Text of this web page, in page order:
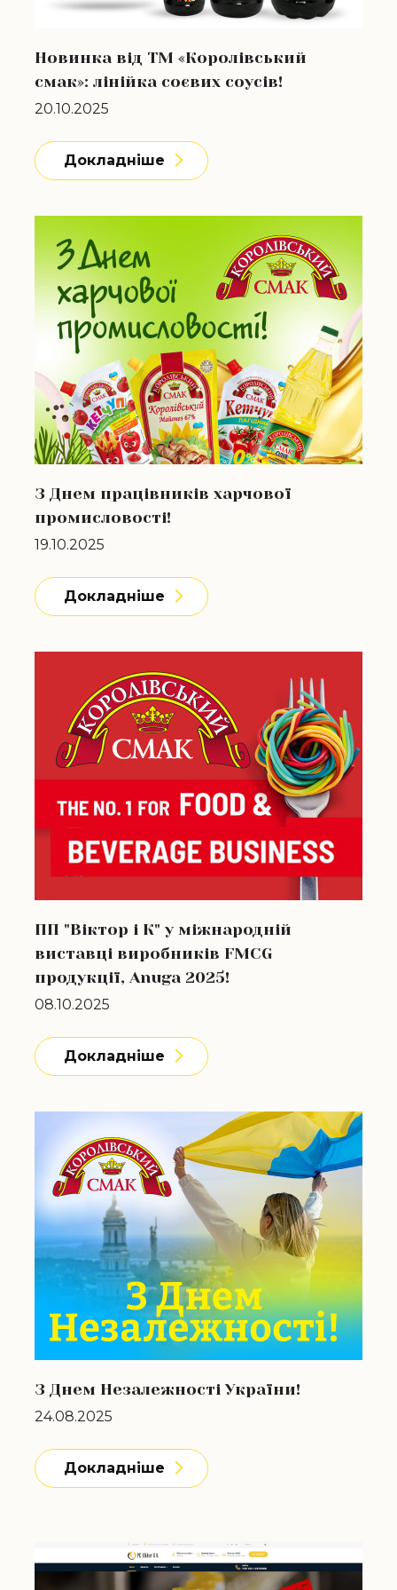
Новинка від ТМ «Королівський
смак»: лінійка соєвих соусів!
20.10.2025
Докладніше
З Днем працівників харчової
промисловості!
19.10.2025
Докладніше
ПП "Віктор і К" у міжнародній
виставці виробників FMCG
продукції, Anuga 2025!
08.10.2025
Докладніше
З Днем Незалежності України!
24.08.2025
Докладніше